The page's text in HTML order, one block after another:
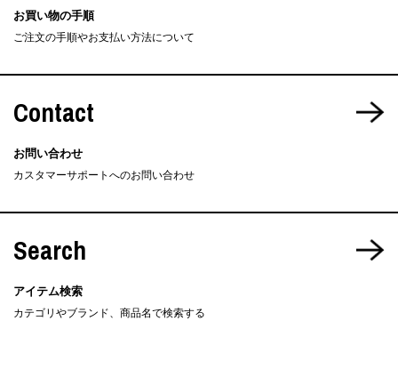
お買い物の手順
ご注文の手順やお支払い方法について
Contact
お問い合わせ
カスタマーサポートへのお問い合わせ
Search
アイテム検索
カテゴリやブランド、商品名で検索する